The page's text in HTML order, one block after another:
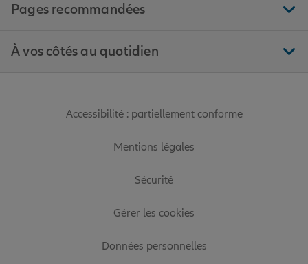
Pages recommandées
À vos côtés au quotidien
Accessibilité : partiellement conforme
Mentions légales
Sécurité
Gérer les cookies
Données personnelles